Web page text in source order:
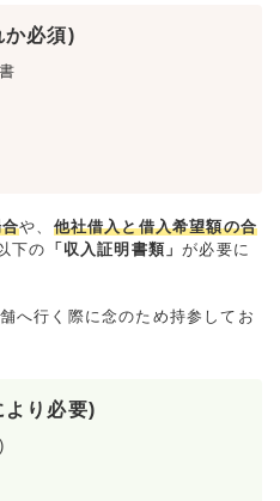
か必須)
や、 他社借入と借入希望額の合
下の 「収入証明書類」が必要に
へ行く際に念のため持参してお
より必要)